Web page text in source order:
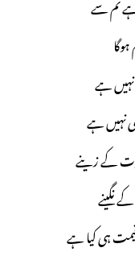
نہیں ہے
نہیں ہے
کے زینے
نگینے
ہی کیا ہے